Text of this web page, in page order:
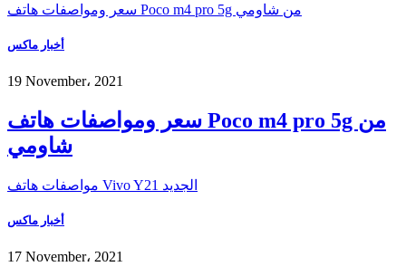
سعر ومواصفات هاتف Poco m4 pro 5g من شاومي
أخبار ماكس
19 November، 2021
سعر ومواصفات هاتف Poco m4 pro 5g من
شاومي
مواصفات هاتف Vivo Y21 الجديد
أخبار ماكس
17 November، 2021